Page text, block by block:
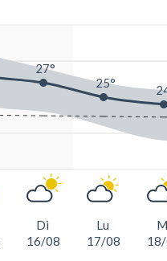
Di
16/08
Lu
17/08
27°
25°